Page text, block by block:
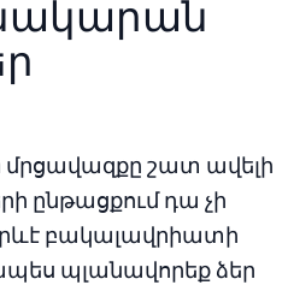
շատ ավելի
ընթացքում դա չի
բակալավրիատի
պլանավորեք ձեր